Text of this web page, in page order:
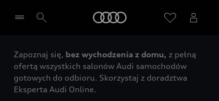
Wybierz Twojego Partnera Audi
Zapoznaj się, bez wychodzenia z domu, z pełną
ofertą wszystkich salonów Audi samochodów
gotowych do odbioru. Skorzystaj z doradztwa
Eksperta Audi Online.